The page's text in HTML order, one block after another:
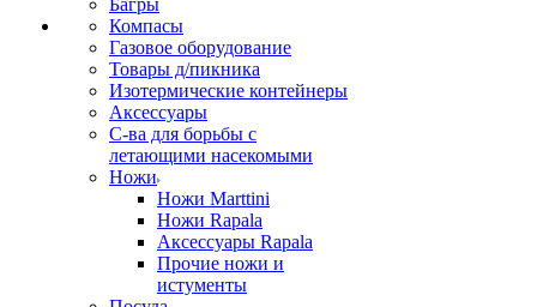
Багры
Компасы
Газовое оборудование
Товары д/пикника
Изотермические контейнеры
Аксессуары
С-ва для борьбы с
летающими насекомыми
Ножи
Ножи Marttini
Ножи Rapala
Аксессуары Rapala
Прочие ножи и
истументы